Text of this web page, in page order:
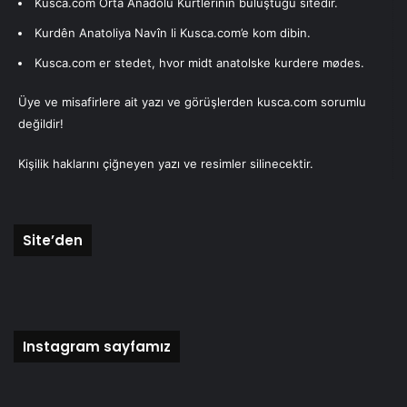
/ zernews
Yazarımız
DANİMARKA
Kusca.com Orta Anadolu Kürtlerinin buluştuğu sitedir.
Kurdên Anatoliya Navîn li Kusca.com’e kom dibin.
Kusca.com er stedet, hvor midt anatolske kurdere mødes.
Üye ve misafirlere ait yazı ve görüşlerden kusca.com sorumlu
değildir!
Kişilik haklarını çiğneyen yazı ve resimler silinecektir.
Site’den
Instagram sayfamız